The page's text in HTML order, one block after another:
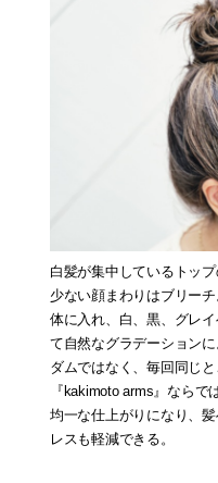
白髪が集中しているトッ
少ない顔まわりはブリー
体に入れ、白、黒、グレ
て自然なグラデーション
ダムではなく、毎回同じ
『kakimoto arms』なら
均一な仕上がりになり、
レスも軽減できる。